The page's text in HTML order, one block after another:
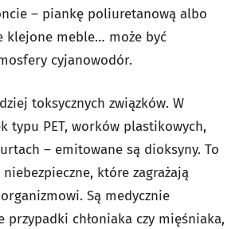
– piankę poliuretanową albo
klejone meble… może być
cyjanowodór.
toksycznych związków. W
typu PET, worków plastikowych,
– emitowane są dioksyny. To
które zagrażają
Są medycznie
przypadki chłoniaka czy mięśniaka,